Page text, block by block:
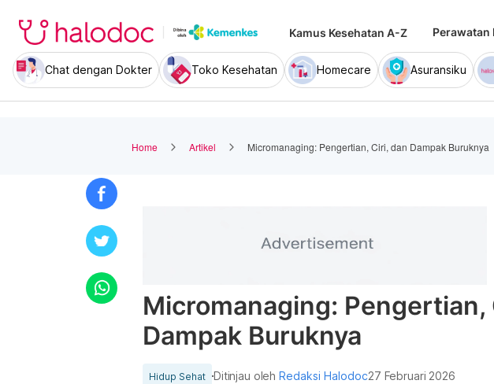
Kamus Kesehatan A-Z Perawatan
Chat dengan Dokter Toko Kesehatan Homecare Asuransiku
Home Artikel Micromanaging: Pengertian, Ciri, dan Dampak Buruknya
Micromanaging: Pengertian,
Dampak Buruknya
Hidup Sehat Ditinjau olehRedaksi Halodoc27 Februari 2026